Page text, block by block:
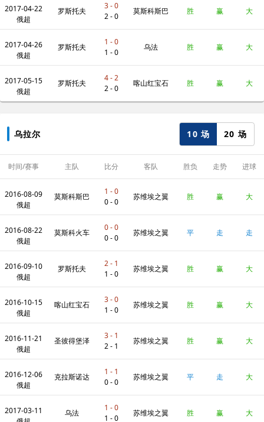
尔
2017-04-22
俄超
罗斯托夫
3 - 0
2 - 0
莫斯科斯巴
达
胜 赢 大
2017-04-26
俄超
罗斯托夫
1 - 0
1 - 0
乌法 胜 赢 大
2017-05-15
俄超
罗斯托夫
4 - 2
2 - 0
喀山红宝石 胜 赢 大
乌拉尔 10 场 20 场
时间/赛事 主队 比分 客队 胜负 走势 进球
2016-08-09
俄超
莫斯科斯巴
达
1 - 0
0 - 0
苏维埃之翼 胜 赢 大
2016-08-22
俄超
莫斯科火车
头
0 - 0
0 - 0
苏维埃之翼 平 走 走
2016-09-10
俄超
罗斯托夫
2 - 1
1 - 0
苏维埃之翼 胜 赢 大
2016-10-15
俄超
喀山红宝石
3 - 0
1 - 0
苏维埃之翼 胜 赢 大
2016-11-21
俄超
圣彼得堡泽
尼特
3 - 1
2 - 1
苏维埃之翼 胜 赢 大
2016-12-06
俄超
克拉斯诺达
尔
1 - 1
0 - 0
苏维埃之翼 平 走 大
2017-03-11
乌法
1 - 0
1 - 0
苏维埃之翼 胜 赢 大